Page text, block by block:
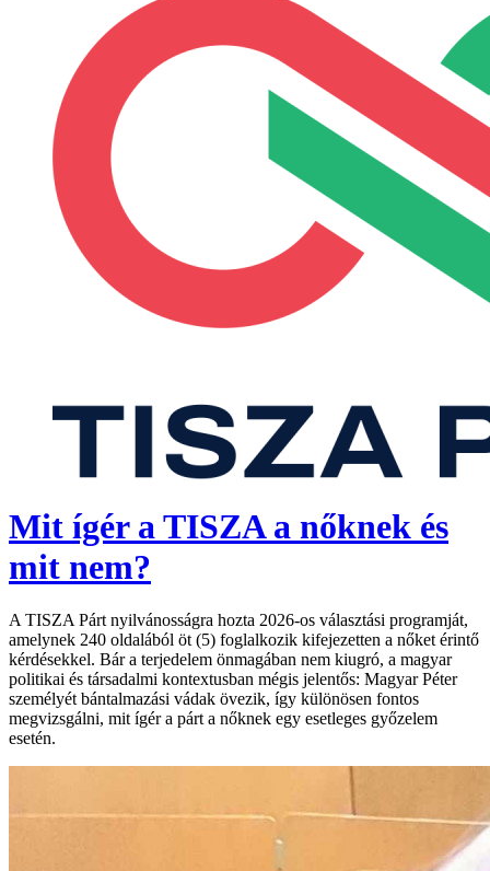
Mit ígér a TISZA a nőknek és
mit nem?
A TISZA Párt nyilvánosságra hozta 2026-os választási programját,
amelynek 240 oldalából öt (5) foglalkozik kifejezetten a nőket érintő
kérdésekkel. Bár a terjedelem önmagában nem kiugró, a magyar
politikai és társadalmi kontextusban mégis jelentős: Magyar Péter
személyét bántalmazási vádak övezik, így különösen fontos
megvizsgálni, mit ígér a párt a nőknek egy esetleges győzelem
esetén.